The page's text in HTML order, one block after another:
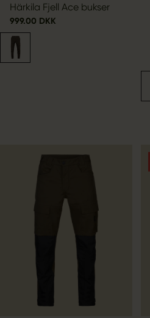
Härkila Fjell Ace bukser
999.00 DKK